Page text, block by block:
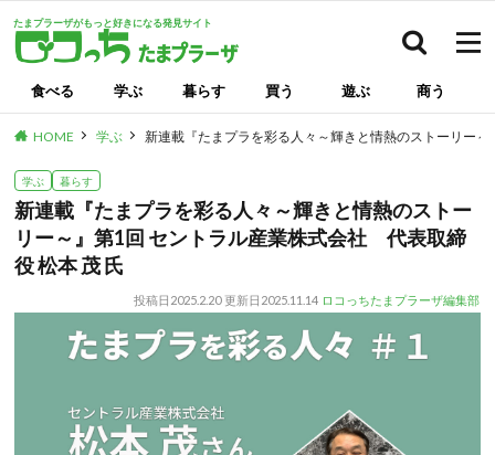
たまプラーザがもっと好きになる発見サイト
食べる 学ぶ 暮らす 買う 遊ぶ 商う
HOME 学ぶ 新連載『たまプラを彩る人々～輝きと情熱のストーリー
学ぶ 暮らす
新連載『たまプラを彩る人々～輝きと情熱のストー
リー～』第1回 セントラル産業株式会社 代表取締
役 松本 茂 氏
投稿日 2025.2.20 更新日 2025.11.14 ロコっちたまプラーザ編集部